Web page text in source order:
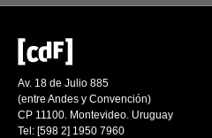
Av. 18 de Julio 885
(entre Andes y Convención)
CP 11100. Montevideo. Uruguay
Tel: [598 2] 1950 7960